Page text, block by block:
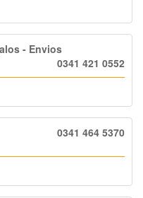
- Envios
0341 421 0552
0341 464 5370